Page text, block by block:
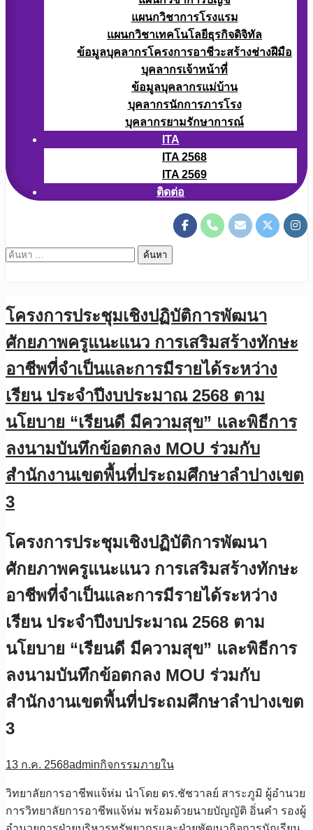
แผนกวิชาการโรงแรม
แผนกวิชาเทคโนโลยีธุรกิจดิจิทัล
ข้อมูลบุคลากรโครงการอาชีวะสร้างช่างฝีมือ
บุคลากรเจ้าหน้าที่
ข้อมูลบุคลากรแม่บ้าน
บุคลากรนักการภารโรง
บุคลากรยามรักษาการณ์
ITA
ITA 2568
ITA 2569
ติดต่อ
ค้นหา
โครงการประชุมเชิงปฏิบัติการพัฒนา
ศักยภาพครูแนะแนว การเสริมสร้างทักษะ
อาชีพที่จำเป็นและการมีรายได้ระหว่าง
เรียน ประจำปีงบประมาณ 2568 ตาม
นโยบาย “เรียนดี มีความสุข” และพิธีการ
ลงนามบันทึกข้อตกลง MOU ร่วมกับ
สำนักงานเขตพื้นที่ประถมศึกษาลำปางเขต
3
โครงการประชุมเชิงปฏิบัติการพัฒนา
ศักยภาพครูแนะแนว การเสริมสร้างทักษะ
อาชีพที่จำเป็นและการมีรายได้ระหว่าง
เรียน ประจำปีงบประมาณ 2568 ตาม
นโยบาย “เรียนดี มีความสุข” และพิธีการ
ลงนามบันทึกข้อตกลง MOU ร่วมกับ
สำนักงานเขตพื้นที่ประถมศึกษาลำปางเขต
3
13 ก.ค. 2568adminกิจกรรมภายใน
วิทยาลัยการอาชีพแจ้ห่ม นำโดย ดร.ชัชวาลย์ สาระภูมิ ผู้อำนวย
การวิทยาลัยการอาชีพแจ้ห่ม พร้อมด้วยนายบัญญัติ อิ่นคำ รองผู้